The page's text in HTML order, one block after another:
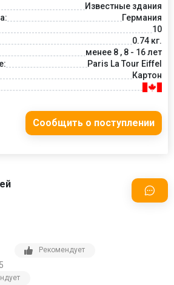
Известные здания
Германия
10
0.74 кг.
менее 8 , 8 - 16 лет
Paris La Tour Eiffel
Картон
Сообщить о поступлении
Рекомендует